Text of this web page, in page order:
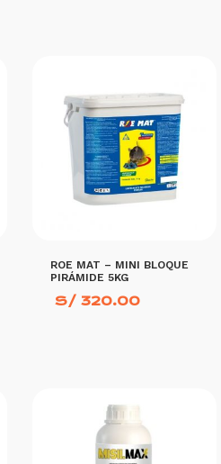
ROE MAT – MINI BLOQUE
PIRÁMIDE 5KG
S/320.00